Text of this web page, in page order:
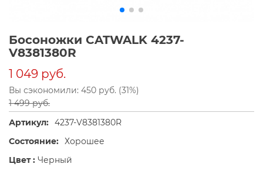
Босоножки CATWALK 4237-
V8381380R
1 049 руб.
Вы сэкономили: 450 руб. (31%)
1 499 руб.
Артикул: 4237-V8381380R
Состояние: Хорошее
Цвет : Черный